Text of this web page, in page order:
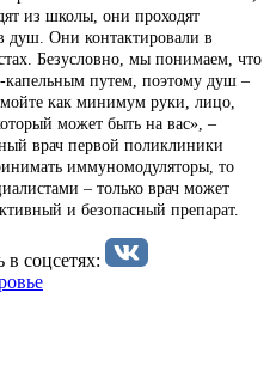
из школы, они проходят
душ. Они контактировали в
Безусловно, мы понимаем, что
капельным путем, поэтому душ –
как минимум руки, лицо,
может быть на вас», –
врач первой поликлиники
иммуномодуляторы, то
– только врач может
и безопасный препарат.
в соцсетях: